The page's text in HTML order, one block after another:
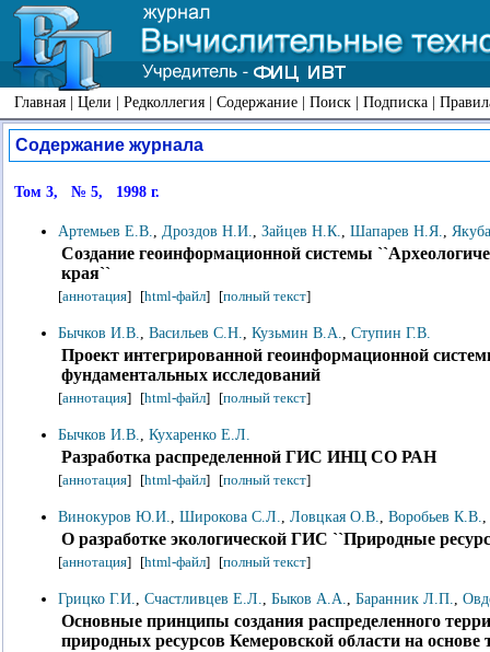
Главная | Цели | Редколлегия | Содержание | Поиск | Подписка |
Содержание журнала
Том 3, № 5, 1998 г.
Артемьев Е.В., Дроздов Н.И., Зайцев Н.К., Шапарев Н.Я.,
Создание геоинформационной системы
края``
[аннотация] [html-файл] [полный текст]
Бычков И.В., Васильев С.Н., Кузьмин В.А., Ступин Г.В.
Проект интегрированной геоинформационной
фундаментальных исследований
[аннотация] [html-файл] [полный текст]
Бычков И.В., Кухаренко Е.Л.
Разработка распределенной ГИС ИНЦ СО РАН
[аннотация] [html-файл] [полный текст]
Винокуров Ю.И., Широкова С.Л., Ловцкая О.В., Воробьев К.В.,
О разработке экологической ГИС ``Природные
[аннотация] [html-файл] [полный текст]
Грицко Г.И., Счастливцев Е.Л., Быков А.А., Баранник Л.П.,
Основные принципы создания распределенного
природных ресурсов Кемеровской области на